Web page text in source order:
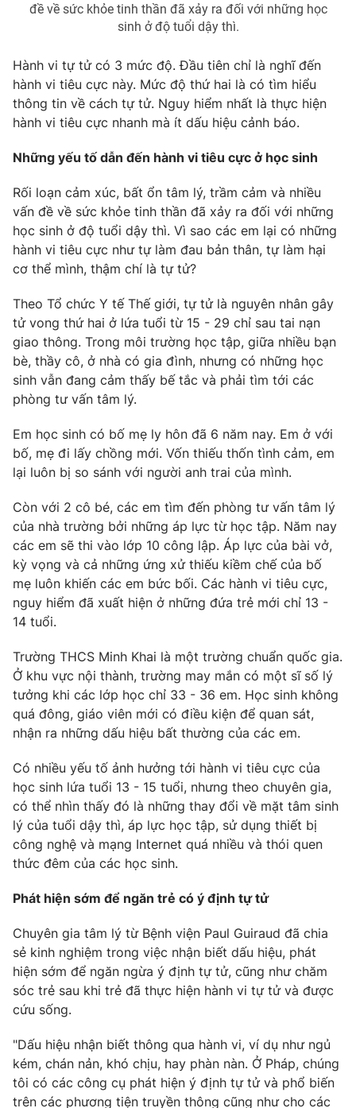
Liên hệ tòa soạn English
THỜI BÁO VTV
Theo dõi báo trên
Cơ quan chủ quản:Đài Truyền hình Việt Nam
Cơ quan báo chí:Thời báo VTV
Giấy phép hoạt động báo in và báo điện tử số 483/GP-BTTTT
cấp ngày 29/12/2023
Phó Tổng Biên tập: Nguyễn Thị Mỹ Hạnh, Phạm Quốc Thắng,
Nguyễn Trọng Ninh
Tổng đài VTV:
024.38 355 931 - 024.38 355 932
Ðiện thoại Thời báo VTV: 024.66 897 897
Email:toasoan@vtv.vn
thuận bằng văn bản. Ghi rõ nguồn VTV.vn khi phát hành lại
thông tin từ website này.
đề về sức khỏe tinh thần đã xảy ra đối với những học
sinh ở độ tuổi dậy thì.
Hành vi tự tử có 3 mức độ. Đầu tiên chỉ là nghĩ đến
hành vi tiêu cực này. Mức độ thứ hai là có tìm hiểu
thông tin về cách tự tử. Nguy hiểm nhất là thực hiện
hành vi tiêu cực nhanh mà ít dấu hiệu cảnh báo.
Những yếu tố dẫn đến hành vi tiêu cực ở học sinh
Rối loạn cảm xúc, bất ổn tâm lý, trầm cảm và nhiều
vấn đề về sức khỏe tinh thần đã xảy ra đối với những
học sinh ở độ tuổi dậy thì. Vì sao các em lại có những
hành vi tiêu cực như tự làm đau bản thân, tự làm hại
cơ thể mình, thậm chí là tự tử?
Theo Tổ chức Y tế Thế giới, tự tử là nguyên nhân gây
tử vong thứ hai ở lứa tuổi từ 15 - 29 chỉ sau tai nạn
giao thông. Trong môi trường học tập, giữa nhiều bạn
bè, thầy cô, ở nhà có gia đình, nhưng có những học
sinh vẫn đang cảm thấy bế tắc và phải tìm tới các
phòng tư vấn tâm lý.
Em học sinh có bố mẹ ly hôn đã 6 năm nay. Em ở với
bố, mẹ đi lấy chồng mới. Vốn thiếu thốn tình cảm, em
lại luôn bị so sánh với người anh trai của mình.
Còn với 2 cô bé, các em tìm đến phòng tư vấn tâm lý
của nhà trường bởi những áp lực từ học tập. Năm nay
các em sẽ thi vào lớp 10 công lập. Áp lực của bài vở,
kỳ vọng và cả những ứng xử thiếu kiềm chế của bố
mẹ luôn khiến các em bức bối. Các hành vi tiêu cực,
nguy hiểm đã xuất hiện ở những đứa trẻ mới chỉ 13 -
14 tuổi.
Trường THCS Minh Khai là một trường chuẩn quốc gia.
Ở khu vực nội thành, trường may mắn có một sĩ số lý
tưởng khi các lớp học chỉ 33 - 36 em. Học sinh không
quá đông, giáo viên mới có điều kiện để quan sát,
nhận ra những dấu hiệu bất thường của các em.
Có nhiều yếu tố ảnh hưởng tới hành vi tiêu cực của
học sinh lứa tuổi 13 - 15 tuổi, nhưng theo chuyên gia,
có thể nhìn thấy đó là những thay đổi về mặt tâm sinh
lý của tuổi dậy thì, áp lực học tập, sử dụng thiết bị
công nghệ và mạng Internet quá nhiều và thói quen
thức đêm của các học sinh.
Phát hiện sớm để ngăn trẻ có ý định tự tử
Chuyên gia tâm lý từ Bệnh viện Paul Guiraud đã chia
sẻ kinh nghiệm trong việc nhận biết dấu hiệu, phát
hiện sớm để ngăn ngừa ý định tự tử, cũng như chăm
sóc trẻ sau khi trẻ đã thực hiện hành vi tự tử và được
cứu sống.
"Dấu hiệu nhận biết thông qua hành vi, ví dụ như ngủ
kém, chán nản, khó chịu, hay phàn nàn. Ở Pháp, chúng
tôi có các công cụ phát hiện ý định tự tử và phổ biến
trên các phương tiện truyền thông cũng như cho các